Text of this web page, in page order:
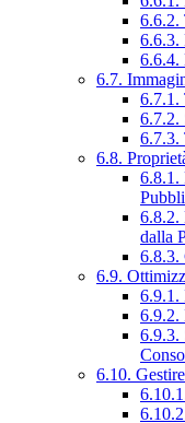
6.6.2.
6.6.3.
6.6.4.
6.7.
6.7.1.
6.7.2.
6.7.3.
6.8.
6.8.1.
6.8.2.
dalla
6.8.3.
6.9.
6.9.1.
6.9.2.
6.9.3.
6.10.